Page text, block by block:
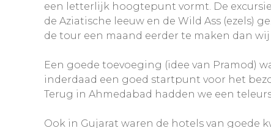
een letterlijk hoogtepunt vormt. De
de Aziatische leeuw en de Wild Ass (ezels)
de tour een maand eerder te maken dan wij
Een goede toevoeging (idee van Pramod)
inderdaad een goed startpunt voor het
Terug in Ahmedabad hadden we een
Ook in Gujarat waren de hotels van goede